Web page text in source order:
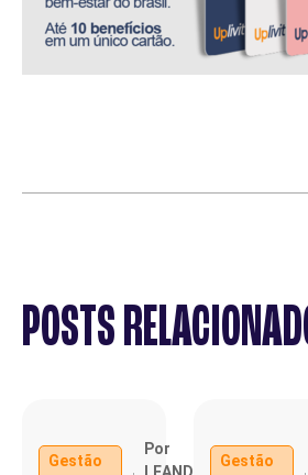
POSTS
Gestão
Por
Gestão